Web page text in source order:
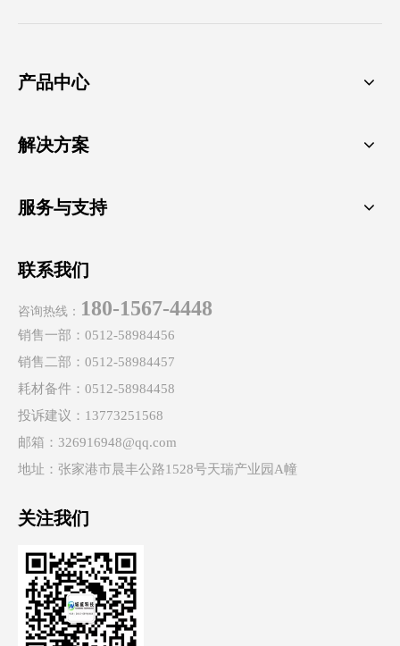
产品中心
解决方案
服务与支持
联系我们
咨询热线： 180-1567-4448
销售一部：0512-58984456
销售二部：0512-58984457
耗材备件：0512-58984458
投诉建议：13773251568
邮箱：326916948@qq.com
地址：张家港市晨丰公路1528号天瑞产业园A幢
关注我们